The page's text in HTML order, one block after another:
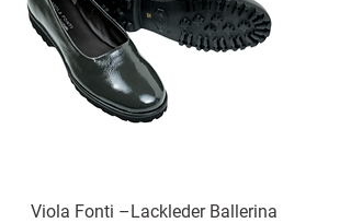
Viola Fonti –Lackleder Ballerina